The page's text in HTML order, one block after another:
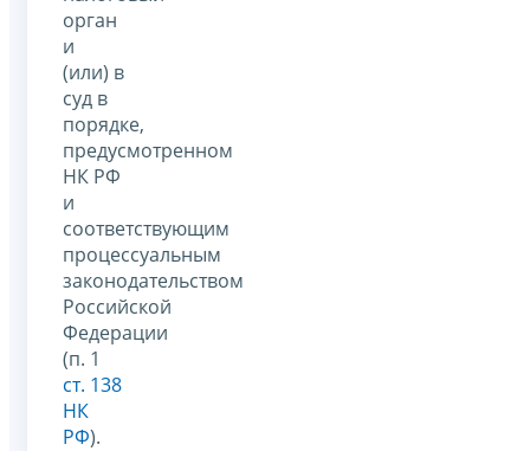
орган
и
(или) в
суд в
порядке,
предусмотренном
НК РФ
и
соответствующим
процессуальным
законодательством
Российской
Федерации
(п. 1
ст. 138
НК
РФ).